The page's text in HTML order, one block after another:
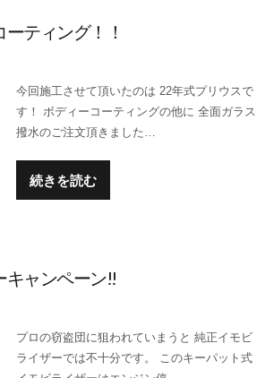
ティング！！
今回施工させて頂いたのは 22年式プリウスで
す！ ボディーコーティングの他に 全面ガラス
撥水のご注文頂きました…
続きを読む
キャンペーン!!
プロの窃盗団に狙われていまうと 純正イモビ
ライザーでは不十分です。 このキーパット式